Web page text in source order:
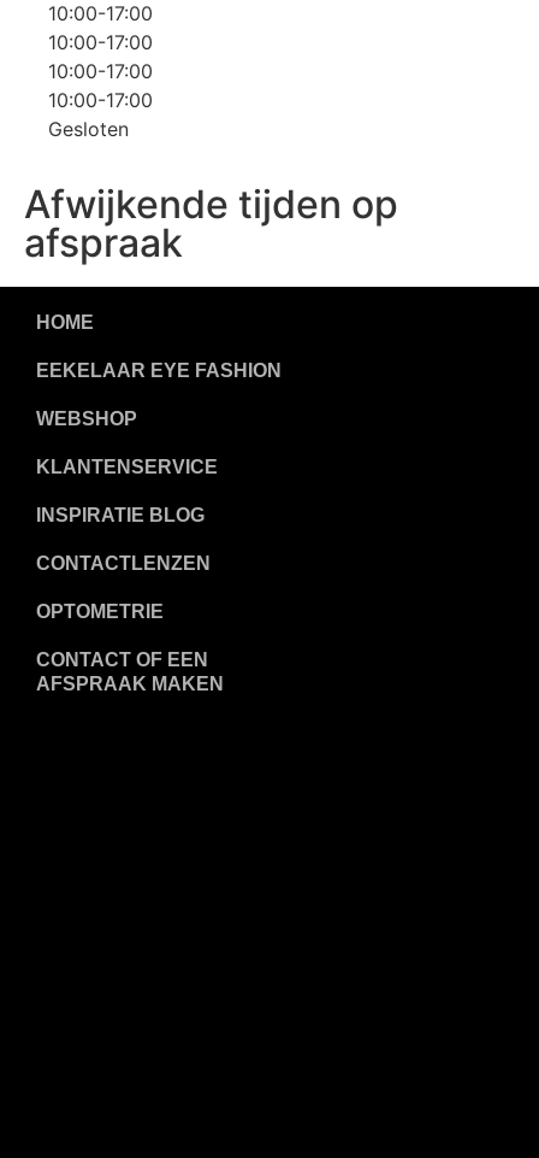
10:00-17:00
10:00-17:00
10:00-17:00
10:00-17:00
Gesloten
Afwijkende tijden op
afspraak
HOME
EEKELAAR EYE FASHION
WEBSHOP
KLANTENSERVICE
INSPIRATIE BLOG
CONTACTLENZEN
OPTOMETRIE
CONTACT OF EEN
AFSPRAAK MAKEN